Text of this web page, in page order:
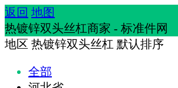
返回 地图
热镀锌双头丝杠商家 - 标准件网
地区 热镀锌双头丝杠 默认排序
全部